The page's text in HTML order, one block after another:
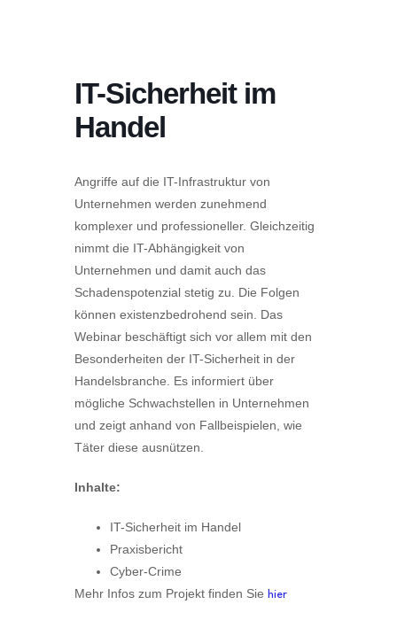
IT-Sicherheit im
Handel
Angriffe auf die IT-Infrastruktur von
Unternehmen werden zunehmend
komplexer und professioneller. Gleichzeitig
nimmt die IT-Abhängigkeit von
Unternehmen und damit auch das
Schadenspotenzial stetig zu. Die Folgen
können existenzbedrohend sein. Das
Webinar beschäftigt sich vor allem mit den
Besonderheiten der IT-Sicherheit in der
Handelsbranche. Es informiert über
mögliche Schwachstellen in Unternehmen
und zeigt anhand von Fallbeispielen, wie
Täter diese ausnützen.
Inhalte:
IT-Sicherheit im Handel
Praxisbericht
Cyber-Crime
Mehr Infos zum Projekt finden Sie hier